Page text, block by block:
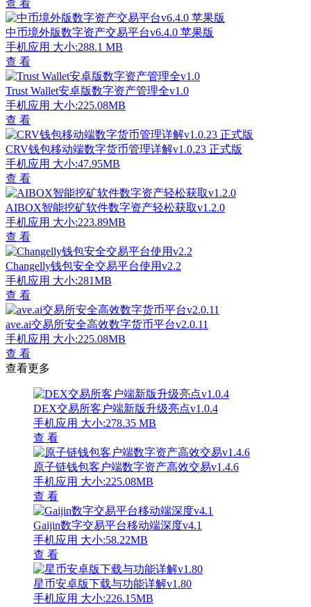
查 看
中币境外版数字资产交易平台v6.4.0 苹果版
手机应用 大小:288.1 MB
查 看
Trust Wallet安卓版数字资产管理全v1.0
手机应用 大小:225.08MB
查 看
CRV钱包移动端数字货币管理详解v1.0.23 正式版
手机应用 大小:47.95MB
查 看
AIBOX智能挖矿软件数字资产轻松获取v1.2.0
手机应用 大小:223.89MB
查 看
Changelly钱包安全交易平台使用v2.2
手机应用 大小:281MB
查 看
ave.ai交易所安全高效数字货币平台v2.0.11
手机应用 大小:225.08MB
查 看
查看更多
DEX交易所客户端新版升级亮点v1.0.4
手机应用 大小:278.35 MB
查 看
原子链钱包客户端数字资产高效交易v1.4.6
手机应用 大小:225.08MB
查 看
Gaijin数字交易平台移动端深度v4.1
手机应用 大小:58.22MB
查 看
星币安卓版下载与功能详解v1.80
手机应用 大小:226.15MB